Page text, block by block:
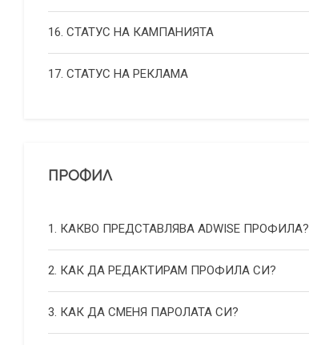
16. СТАТУС НА КАМПАНИЯТА
17. СТАТУС НА РЕКЛАМА
ПРОФИЛ
1. КАКВО ПРЕДСТАВЛЯВА ADWISE ПРОФИЛА?
2. КАК ДА РЕДАКТИРАМ ПРОФИЛА СИ?
3. КАК ДА СМЕНЯ ПАРОЛАТА СИ?